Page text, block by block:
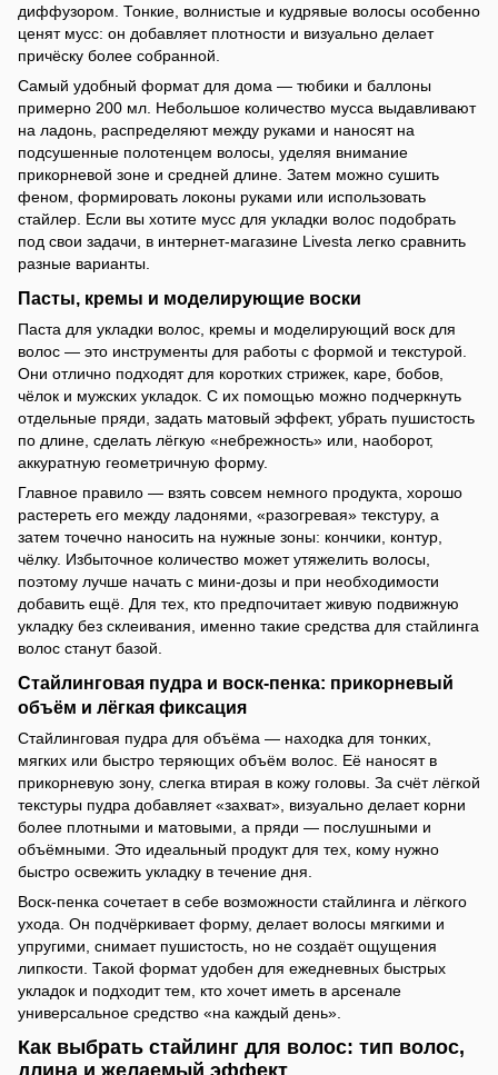
диффузором. Тонкие, волнистые и кудрявые волосы особенно
ценят мусс: он добавляет плотности и визуально делает
причёску более собранной.
Самый удобный формат для дома — тюбики и баллоны
примерно 200 мл. Небольшое количество мусса выдавливают
на ладонь, распределяют между руками и наносят на
подсушенные полотенцем волосы, уделяя внимание
прикорневой зоне и средней длине. Затем можно сушить
феном, формировать локоны руками или использовать
стайлер. Если вы хотите мусс для укладки волос подобрать
под свои задачи, в интернет-магазине Livesta легко сравнить
разные варианты.
Пасты, кремы и моделирующие воски
Паста для укладки волос, кремы и моделирующий воск для
волос — это инструменты для работы с формой и текстурой.
Они отлично подходят для коротких стрижек, каре, бобов,
чёлок и мужских укладок. С их помощью можно подчеркнуть
отдельные пряди, задать матовый эффект, убрать пушистость
по длине, сделать лёгкую «небрежность» или, наоборот,
аккуратную геометричную форму.
Главное правило — взять совсем немного продукта, хорошо
растереть его между ладонями, «разогревая» текстуру, а
затем точечно наносить на нужные зоны: кончики, контур,
чёлку. Избыточное количество может утяжелить волосы,
поэтому лучше начать с мини-дозы и при необходимости
добавить ещё. Для тех, кто предпочитает живую подвижную
укладку без склеивания, именно такие средства для стайлинга
волос станут базой.
Стайлинговая пудра и воск-пенка: прикорневый
объём и лёгкая фиксация
Стайлинговая пудра для объёма — находка для тонких,
мягких или быстро теряющих объём волос. Её наносят в
прикорневую зону, слегка втирая в кожу головы. За счёт лёгкой
текстуры пудра добавляет «захват», визуально делает корни
более плотными и матовыми, а пряди — послушными и
объёмными. Это идеальный продукт для тех, кому нужно
быстро освежить укладку в течение дня.
Воск-пенка сочетает в себе возможности стайлинга и лёгкого
ухода. Он подчёркивает форму, делает волосы мягкими и
упругими, снимает пушистость, но не создаёт ощущения
липкости. Такой формат удобен для ежедневных быстрых
укладок и подходит тем, кто хочет иметь в арсенале
универсальное средство «на каждый день».
Как выбрать стайлинг для волос: тип волос,
длина и желаемый эффект